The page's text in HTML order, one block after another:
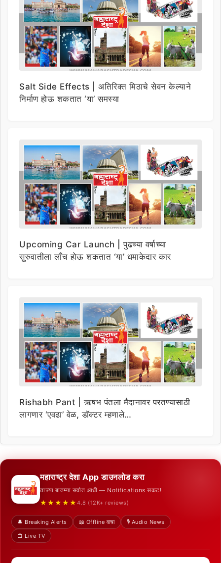
Salt Side Effects | अतिरिक्त मिठाचे सेवन केल्याने
निर्माण होऊ शकतात ‘या’ समस्या
Upcoming Car Launch | पुढच्या वर्षाच्या
सुरुवातीला लाँच होऊ शकतात ‘या’ धमाकेदार कार
Rishabh Pant | ऋषभ पंतला मैदानावर परतण्यासाठी
लागणार ‘एवढा’ वेळ, डॉक्टर म्हणाले…
महाराष्ट्र देशा App डाउनलोड करा
ताज्या बातम्या सर्वात आधी — Notifications सकट!
★★★★★ 4.8 (12K+ reviews)
🔔 Breaking Alerts 📖 Offline वाचा
🎙️ Audio News
📺 Live TV